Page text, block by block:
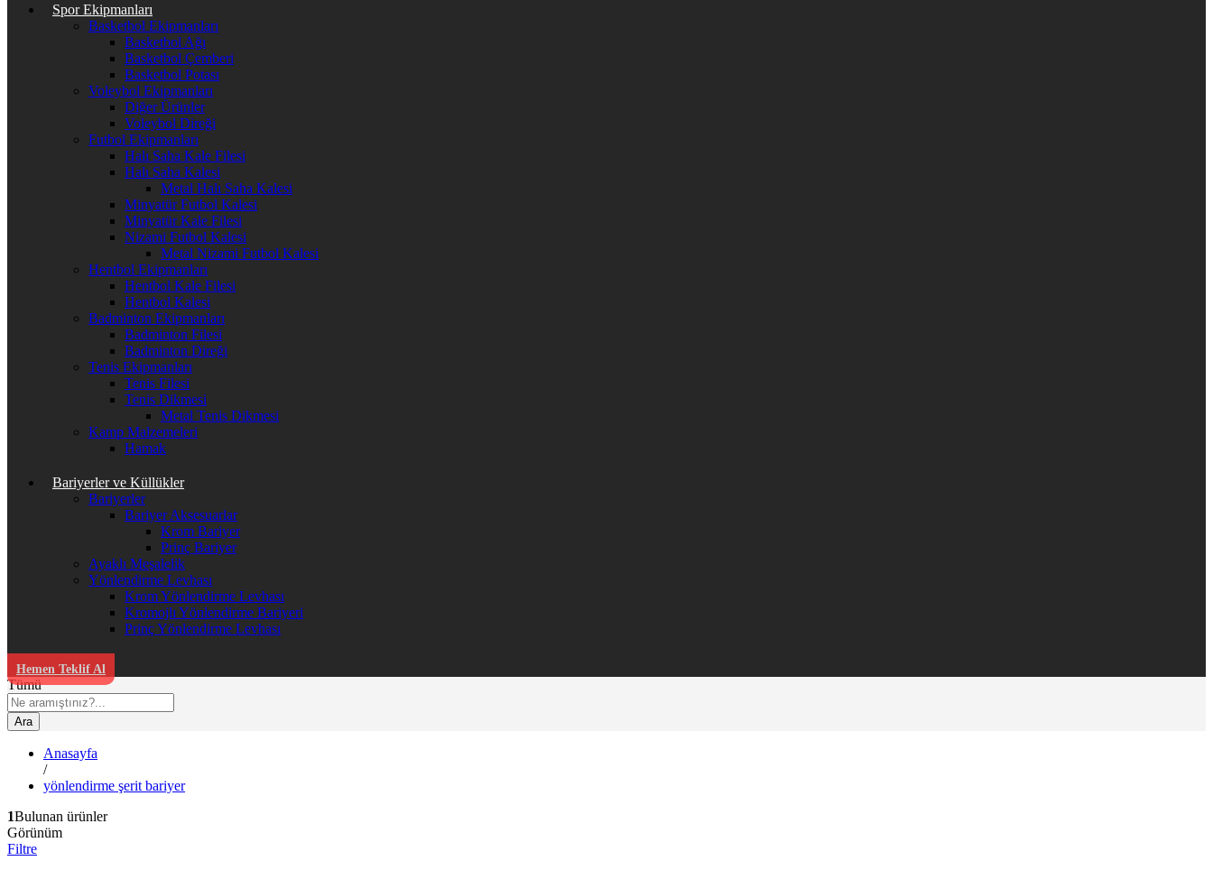
Spor Ekipmanları
Basketbol Ekipmanları
Basketbol Ağı
Basketbol Çemberi
Basketbol Potası
Voleybol Ekipmanları
Diğer Ürünler
Voleybol Direği
Futbol Ekipmanları
Halı Saha Kale Filesi
Halı Saha Kalesi
Metal Halı Saha Kalesi
Minyatür Futbol Kalesi
Minyatür Kale Filesi
Nizami Futbol Kalesi
Metal Nizami Futbol Kalesi
Hentbol Ekipmanları
Hentbol Kale Filesi
Hentbol Kalesi
Badminton Ekipmanları
Badminton Filesi
Badminton Direği
Tenis Ekipmanları
Tenis Filesi
Tenis Dikmesi
Metal Tenis Dikmesi
Kamp Malzemeleri
Hamak
Bariyerler ve Küllükler
Bariyerler
Bariyer Aksesuarlar
Krom Bariyer
Prinç Bariyer
Ayaklı Meşalelik
Yönlendirme Levhası
Krom Yönlendirme Levhası
Kromojlı Yönlendirme Bariyeri
Prinç Yönlendirme Levhası
Hemen Teklif Al
Tümü
Ara
Anasayfa
/
yönlendirme şerit bariyer
1Bulunan ürünler
Görünüm
Filtre